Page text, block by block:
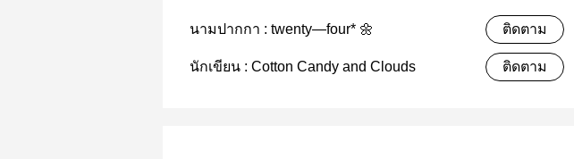
นามปากกา : twenty—four* 🌼 ติดตาม
นักเขียน : Cotton Candy and Clouds ติดตาม